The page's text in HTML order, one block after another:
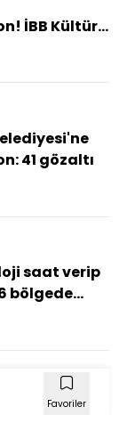
İBB Kültür
41 gözaltı
saat verip
bölgede
Favoriler